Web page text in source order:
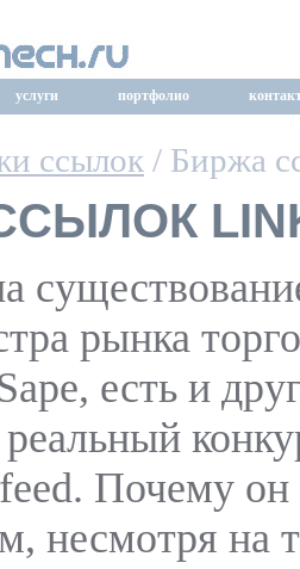
услуги портфолио
ссылок / Биржа
рынка
есть и
Почему он
несмотря на